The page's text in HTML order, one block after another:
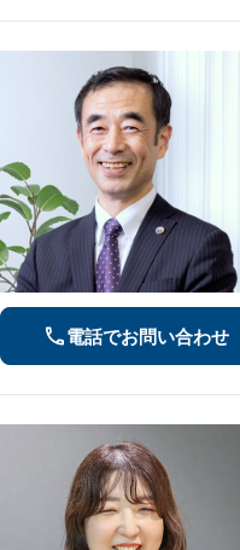
電話でお問い合わせ